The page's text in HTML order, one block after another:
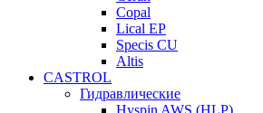
Copal
Lical EP
Specis CU
Altis
CASTROL
Гидравлические
Hyspin AWS (HLP)